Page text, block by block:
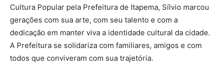
Cultura Popular pela Prefeitura de Itapema, Sílvio marcou
gerações com sua arte, com seu talento e com a
dedicação em manter viva a identidade cultural da cidade.
A Prefeitura se solidariza com familiares, amigos e com
todos que conviveram com sua trajetória.